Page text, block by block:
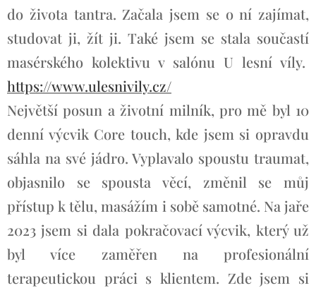
do života tantra. Začala jsem se o ní zajímat,
studovat ji, žít ji. Také jsem se stala součastí
masérského kolektivu v salónu U lesní víly.
https://www.ulesnivily.cz/
Největší posun a životní milník, pro mě byl 10
denní výcvik Core touch, kde jsem si opravdu
sáhla na své jádro. Vyplavalo spoustu traumat,
objasnilo se spousta věcí, změnil se můj
přístup k tělu, masážím i sobě samotné. Na jaře
2023 jsem si dala pokračovací výcvik, který už
byl více zaměřen na profesionální
terapeutickou práci s klientem. Zde jsem si